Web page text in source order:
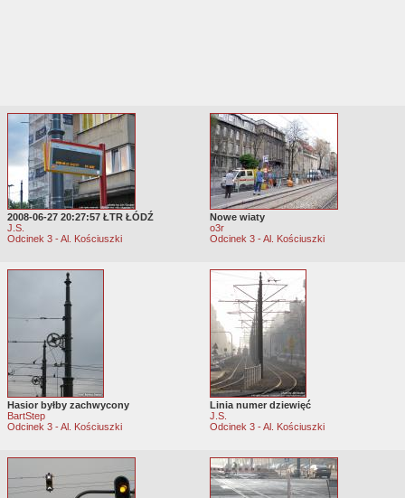
2008-06-27 20:27:57 ŁTR ŁÓDŹ
J.S.
Odcinek 3 - Al. Kościuszki
Nowe wiaty
o3r
Odcinek 3 - Al. Kościuszki
Hasior byłby zachwycony
BartStep
Odcinek 3 - Al. Kościuszki
Linia numer dziewięć
J.S.
Odcinek 3 - Al. Kościuszki